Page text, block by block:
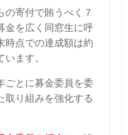
の寄付で賄うべく７
金を広く同窓生に呼
時点での達成額は約
ます。
ごとに募金委員を委
取り組みを強化する